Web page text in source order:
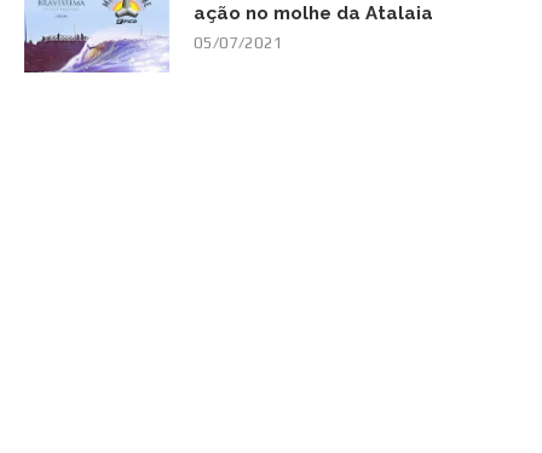
ação no molhe da Atalaia
05/07/2021